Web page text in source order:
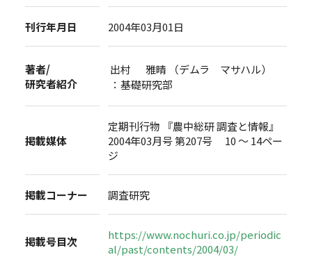
刊行年月日 2004年03月01日
著者/
研究者紹介
出村 雅晴 （デムラ マサハル）
：基礎研究部
掲載媒体
定期刊行物 『農中総研 調査と情報』
2004年03月号 第207号 10 ～ 14ペー
ジ
掲載コーナー 調査研究
掲載号目次
https://www.nochuri.co.jp/periodic
al/past/contents/2004/03/